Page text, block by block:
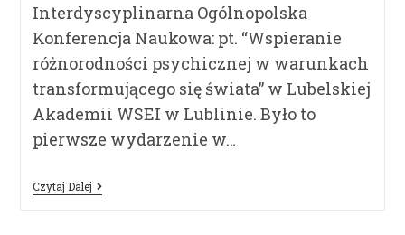
Interdyscyplinarna Ogólnopolska
Konferencja Naukowa: pt. “Wspieranie
różnorodności psychicznej w warunkach
transformującego się świata” w Lubelskiej
Akademii WSEI w Lublinie. Było to
pierwsze wydarzenie w…
Czytaj Dalej